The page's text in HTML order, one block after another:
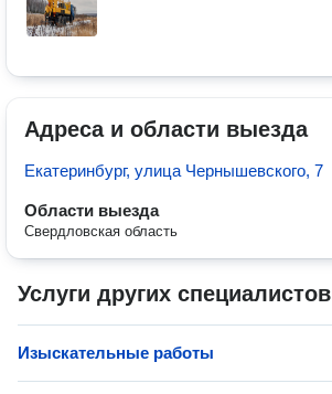
Адреса и области выезда
Екатеринбург, улица Чернышевского, 7
Области выезда
Свердловская область
Услуги других специалистов
Изыскательные работы